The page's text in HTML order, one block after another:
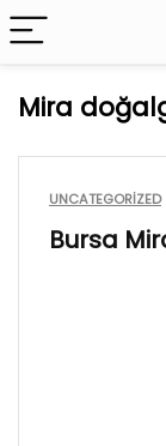
Mira
UNCATEGORIZED
Bursa